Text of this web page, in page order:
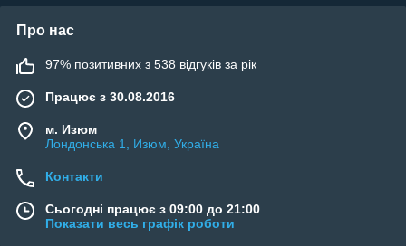
Про нас
97% позитивних з 538 відгуків за рік
Працює з 30.08.2016
м. Изюм
Лондонська 1, Изюм, Україна
Контакти
Сьогодні працює з 09:00 до 21:00
Показати весь графік роботи